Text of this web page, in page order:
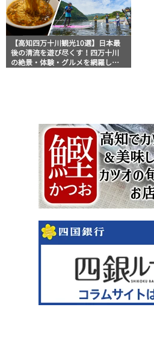
【高知四万十川観光10選】日本最
後の清流を遊び尽くす！四万十川
の絶景・体験・グルメを網羅した